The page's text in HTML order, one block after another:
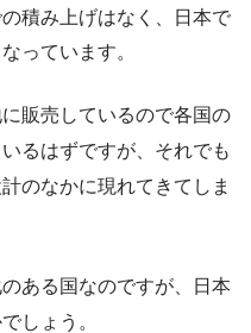
積み上げはなく、日本で
っています。
販売しているので各国の
るはずですが、それでも
のなかに現れてきてしま
ある国なのですが、日本
しょう。